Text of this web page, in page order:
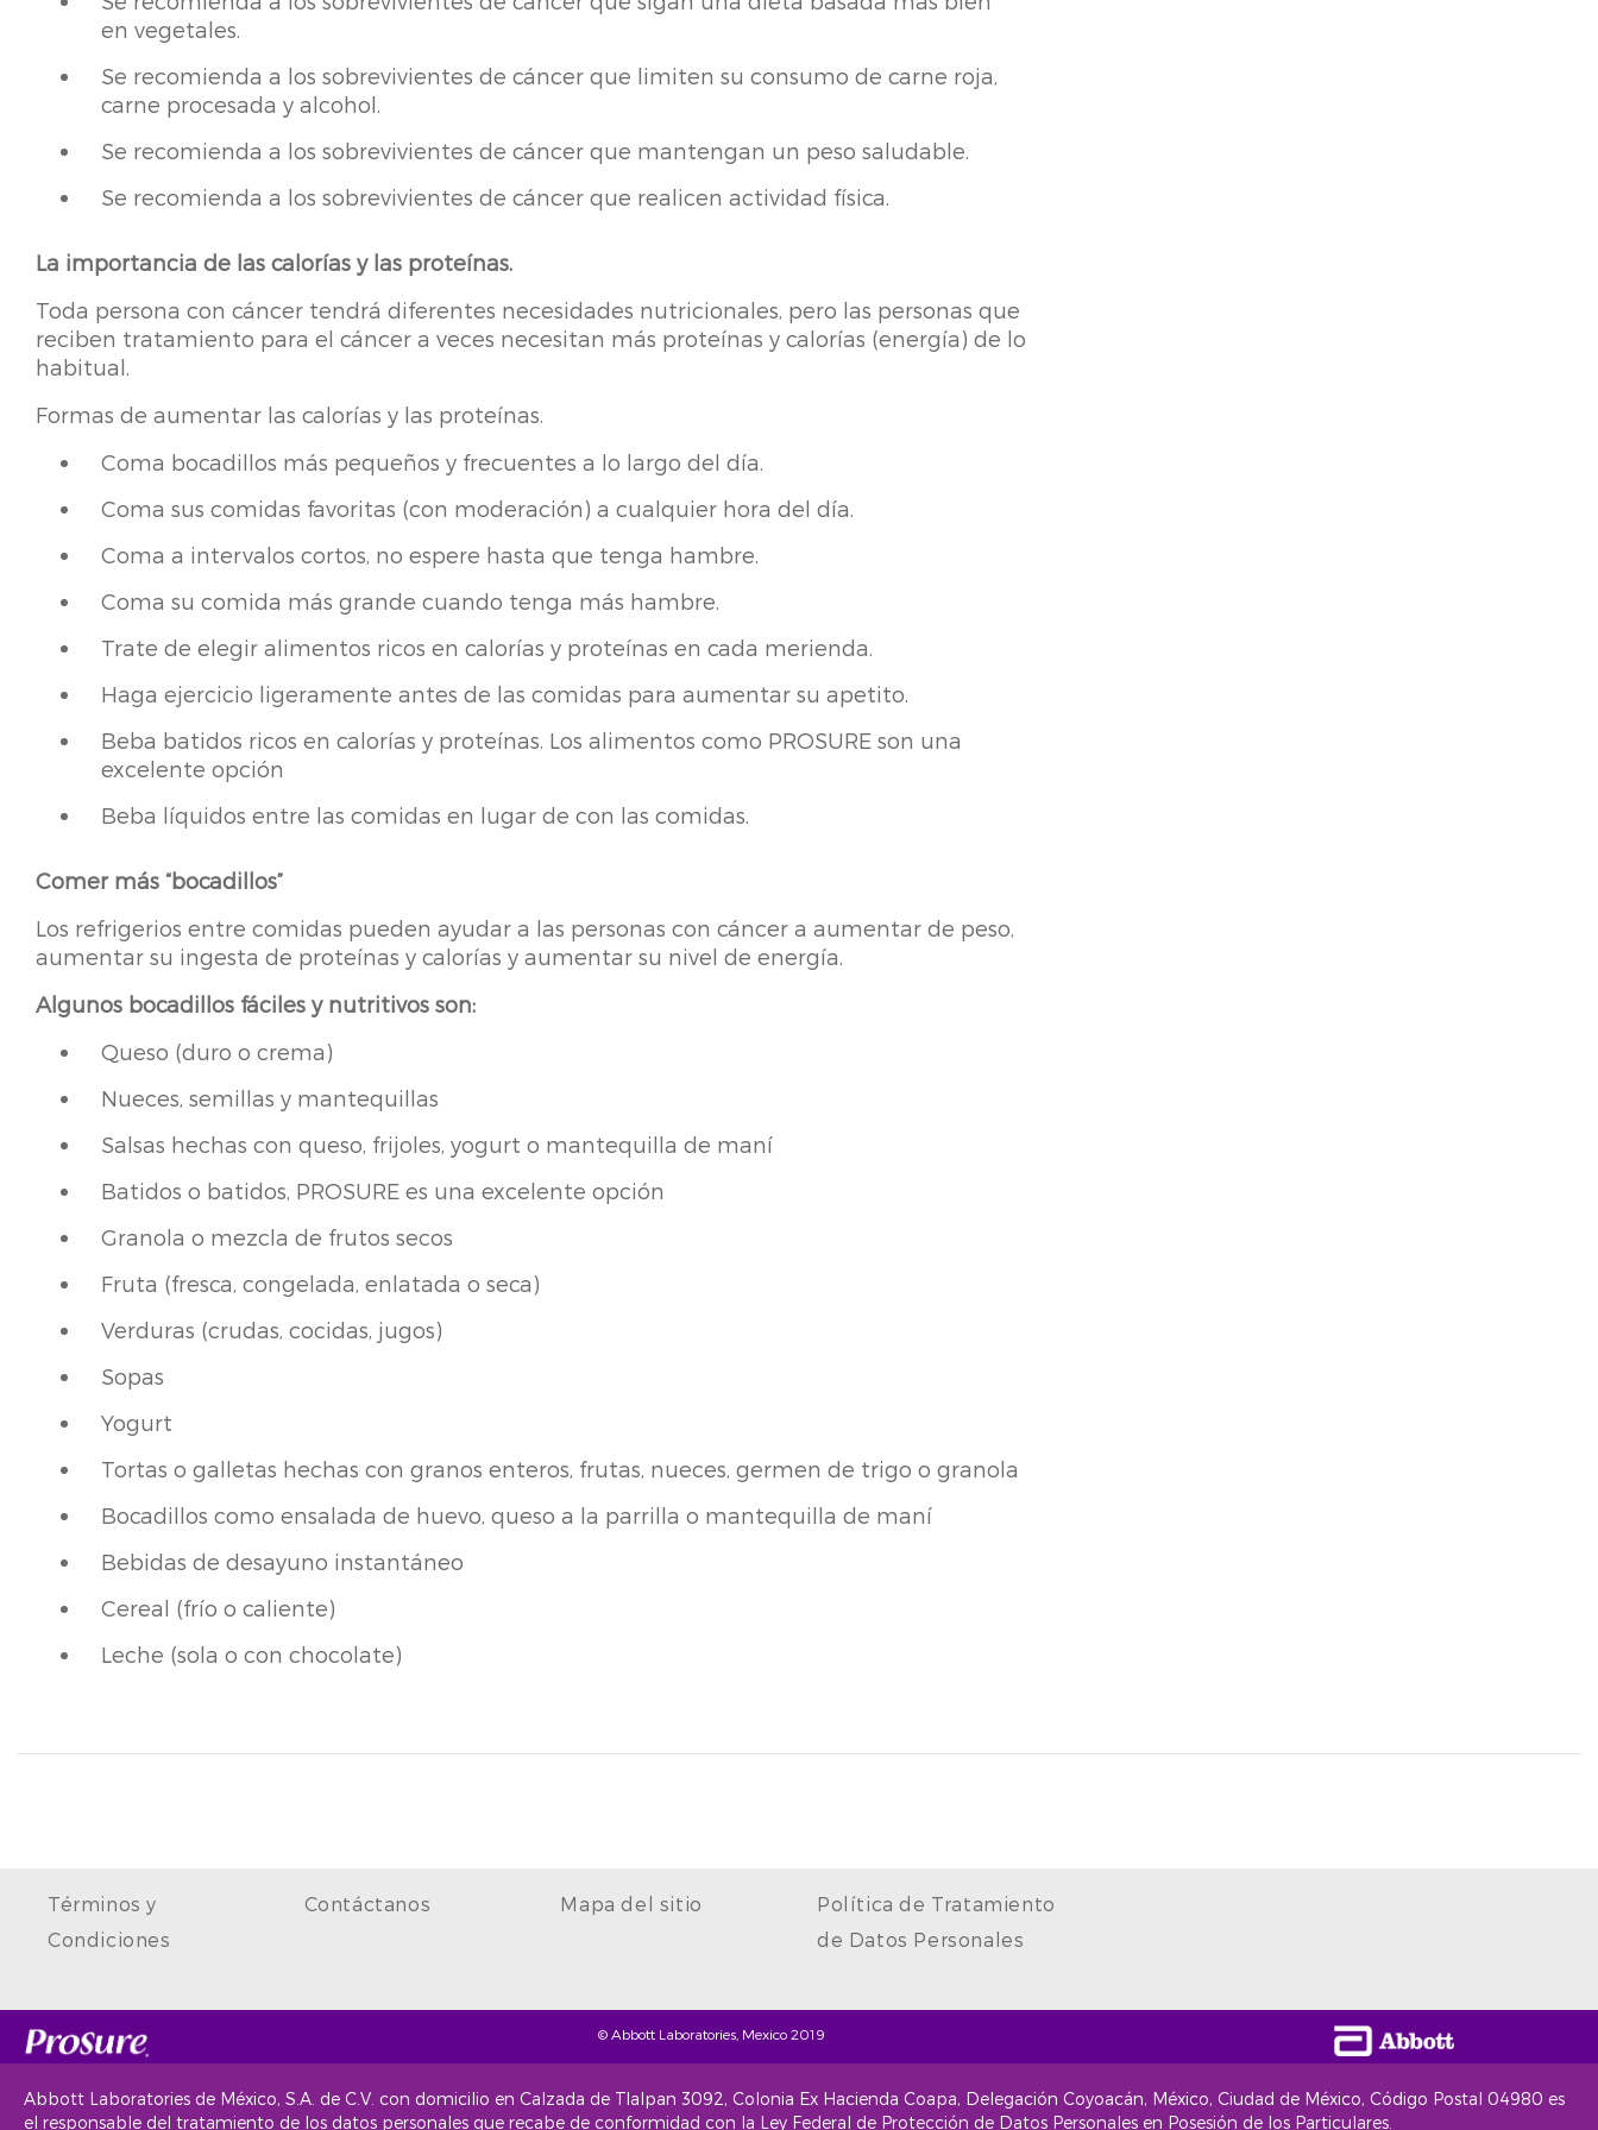
en vegetales.
Se recomienda a los sobrevivientes de cáncer que limiten su consumo de carne roja,
carne procesada y alcohol.
Se recomienda a los sobrevivientes de cáncer que mantengan un peso saludable.
Se recomienda a los sobrevivientes de cáncer que realicen actividad física.
La importancia de las calorías y las proteínas.
Toda persona con cáncer tendrá diferentes necesidades nutricionales, pero las personas que
reciben tratamiento para el cáncer a veces necesitan más proteínas y calorías (energía) de lo
habitual.
Formas de aumentar las calorías y las proteínas.
Coma bocadillos más pequeños y frecuentes a lo largo del día.
Coma sus comidas favoritas (con moderación) a cualquier hora del día.
Coma a intervalos cortos, no espere hasta que tenga hambre.
Coma su comida más grande cuando tenga más hambre.
Trate de elegir alimentos ricos en calorías y proteínas en cada merienda.
Haga ejercicio ligeramente antes de las comidas para aumentar su apetito.
Beba batidos ricos en calorías y proteínas. Los alimentos como PROSURE son una
excelente opción
Beba líquidos entre las comidas en lugar de con las comidas.
Comer más “bocadillos”
Los refrigerios entre comidas pueden ayudar a las personas con cáncer a aumentar de peso,
aumentar su ingesta de proteínas y calorías y aumentar su nivel de energía.
Algunos bocadillos fáciles y nutritivos son:
Queso (duro o crema)
Nueces, semillas y mantequillas
Salsas hechas con queso, frijoles, yogurt o mantequilla de maní
Batidos o batidos, PROSURE es una excelente opción
Granola o mezcla de frutos secos
Fruta (fresca, congelada, enlatada o seca)
Verduras (crudas, cocidas, jugos)
Sopas
Yogurt
Tortas o galletas hechas con granos enteros, frutas, nueces, germen de trigo o granola
Bocadillos como ensalada de huevo, queso a la parrilla o mantequilla de maní
Bebidas de desayuno instantáneo
Cereal (frío o caliente)
Leche (sola o con chocolate)
Términos y
Condiciones
Contáctanos Mapa del sitio
Política de Tratamiento
de Datos Personales
© Abbott Laboratories, Mexico 2019
Abbott Laboratories de México, S.A. de C.V. con domicilio en Calzada de Tlalpan 3092, Colonia Ex Hacienda Coapa, Delegación Coyoacán, México, Ciudad de México, Código Postal 04980 es
el responsable del tratamiento de los datos personales que recabe de conformidad con la Ley Federal de Protección de Datos Personales en Posesión de los Particulares.